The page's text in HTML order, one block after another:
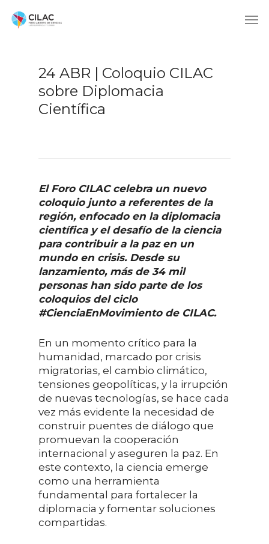
24 ABR | Coloquio CILAC
sobre Diplomacia
Científica
El Foro CILAC celebra un nuevo
coloquio junto a referentes de la
región, enfocado en la diplomacia
científica y el desafío de la ciencia
para contribuir a la paz en un
mundo en crisis. Desde su
lanzamiento, más de 34 mil
personas han sido parte de los
coloquios del ciclo
#CienciaEnMovimiento de CILAC.
En un momento crítico para la
humanidad, marcado por crisis
migratorias, el cambio climático,
tensiones geopolíticas, y la irrupción
de nuevas tecnologías, se hace cada
vez más evidente la necesidad de
construir puentes de diálogo que
promuevan la cooperación
internacional y aseguren la paz. En
este contexto, la ciencia emerge
como una herramienta
fundamental para fortalecer la
diplomacia y fomentar soluciones
compartidas.